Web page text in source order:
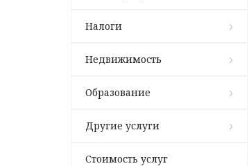
Налоги
Недвижимость
Образование
Другие услуги
Стоимость услуг